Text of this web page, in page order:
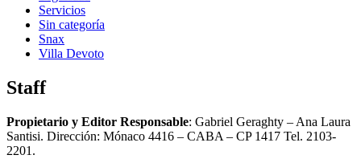
Servicios
Sin categoría
Snax
Villa Devoto
Staff
Propietario y Editor Responsable: Gabriel Geraghty – Ana Laura
Santisi. Dirección: Mónaco 4416 – CABA – CP 1417 Tel. 2103-
2201.